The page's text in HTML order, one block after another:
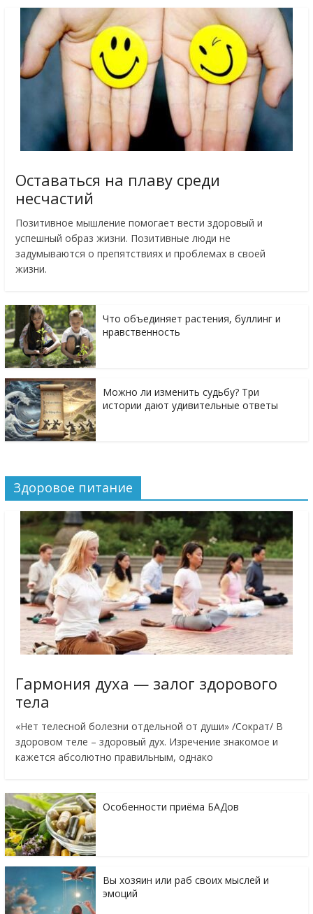
Оставаться на плаву среди
несчастий
Позитивное мышление помогает вести здоровый и
успешный образ жизни. Позитивные люди не
задумываются о препятствиях и проблемах в своей
жизни.
Что объединяет растения, буллинг и
нравственность
Можно ли изменить судьбу? Три
истории дают удивительные ответы
Здоровое питание
Гармония духа — залог здорового
тела
«Нет телесной болезни отдельной от души» /Сократ/ В
здоровом теле – здоровый дух. Изречение знакомое и
кажется абсолютно правильным, однако
Особенности приёма БАДов
Вы хозяин или раб своих мыслей и
эмоций